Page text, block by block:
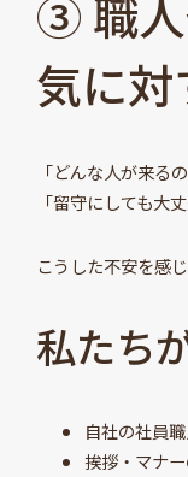
③ 職人
気に
「どんな人が来る
「留守にしても大
こうした不安を感
私たち
自社の社員
挨拶・マナ